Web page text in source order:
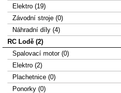
Elektro (19)
Závodní stroje (0)
Náhradní díly (4)
RC Lodě (2)
Spalovací motor (0)
Elektro (2)
Plachetnice (0)
Ponorky (0)